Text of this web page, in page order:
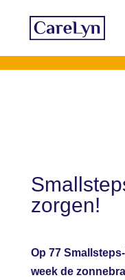
zorgen!
Op 77
week de